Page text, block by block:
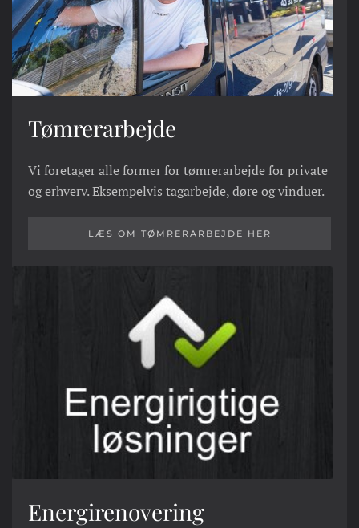
Tømrerarbejde
Vi foretager alle former for tømrerarbejde for private
og erhverv. Eksempelvis tagarbejde, døre og vinduer.
LÆS OM TØMRERARBEJDE HER
Energirenovering